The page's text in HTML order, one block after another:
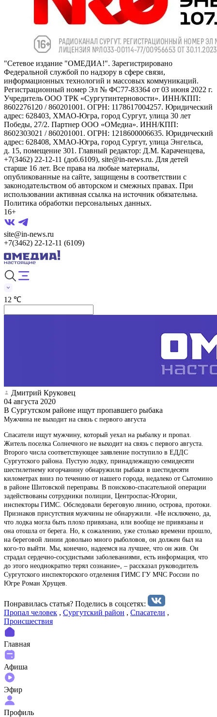
"Сетевое издание "ОМЕДИА!". Зарегистрировано
Федеральной службой по надзору в сфере связи,
информационных технологий и массовых коммуникаций.
Регистрационный номер Эл № ФС77-83364 от 03 июня 2022 г.
Учредитель ООО ТРК «Сургутинтерновости». ИНН/КПП:
8602276120 / 860201001. ОГРН: 1178617004257. Юридический
адрес: 628403, ХМАО-Югра, город Сургут, улица 30 лет
Победы, 27/2. Партнер ООО «ОМедиа». ИНН/КПП:
8602303021 / 860201001. ОГРН: 1218600006635. Юридический
адрес: 628408, ХМАО-Югра, город Сургут, улица Энгельса,
д. 15, помещение 301. Главный редактор: Д.М. Караченцева,
+7(3462) 22-12-11 (доб.6109), site@in-news.ru. Для детей
старше 16 лет. Все права на любые материалы,
опубликованные на сайте, защищены в соответствии с
законодательством об авторском и смежных правах. При
использовании активная ссылка на источник обязательна.
Политика обработки персональных данных.
16+
site@in-news.ru
+7(3462) 22-12-11 (6109)
12 ℃
Дмитрий Круковец
04 августа 2020
В Сургутском районе ищут пропавшего рыбака
Мужчина не выходит на связь с первого августа
Спасатели ищут мужчину, который уехал на рыбалку и пропал.
Житель поселка Солнечного не выходит на связь с первого августа.
Второго числа соответствующее заявление поступило в ЕДДС
Сургутского района. Пустую лодку, принадлежащую семидесяти
шестилетнему югорчанину обнаружили рыбаки в шестидесяти
километрах вниз по течению от нашего города, недалеко от Сытомино
в районе Шитовской переправы. В поисково-спасательной операции
задействованы сотрудники полиции, Центроспас-Югории,
инспекторы ГИМС. Обследовали береговую линию, острова, протоки.
Признаков присутствия мужчины не обнаружили. «Не исключено, да,
что лодка могла быть плохо привязана, или вообще не привязаны и
она отошла от берега. Но, к сожалению, уже столько времени прошло,
на береговой линии довольно много рыболовов, он должен был на
кого-то выйти. Мы, конечно, надеемся на лучшее, что он жив. Он
страдал сердечно-сосудистыми заболеваниями, есть информация, что
до этого неоднократно терял сознание», – рассказал руководитель
Сургутского инспекторского отделения ГИМС ГУ МЧС России по
Югре Роман Хрущев.
Понравилась статья? Поделиcь в соцсетях:
Пропал человек , Сургутский район , Спасатели ,
Происшествия
Главная
Афиша
Эфир
Профиль